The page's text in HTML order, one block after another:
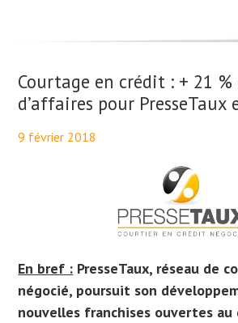
Courtage en crédit : + 21
d’affaires pour PresseTaux
9 février 2018
En bref : PresseTaux, réseau de
négocié, poursuit son
nouvelles franchises ouvertes au